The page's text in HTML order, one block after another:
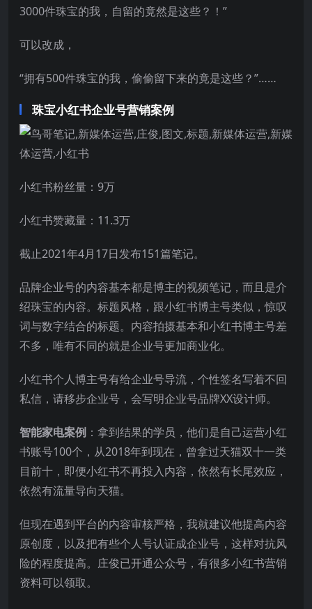
3000件珠宝的我，自留的竟然是这些？！”
可以改成，
“拥有500件珠宝的我，偷偷留下来的竟是这些？”……
珠宝小红书企业号营销案例
小红书粉丝量：9万
小红书赞藏量：11.3万
截止2021年4月17日发布151篇笔记。
品牌企业号的内容基本都是博主的视频笔记，而且是介
绍珠宝的内容。标题风格，跟小红书博主号类似，惊叹
词与数字结合的标题。内容拍摄基本和小红书博主号差
不多，唯有不同的就是企业号更加商业化。
小红书个人博主号有给企业号导流，个性签名写着不回
私信，请移步企业号，会写明企业号品牌XX设计师。
智能家电案例 ：拿到结果的学员，他们是自己运营小红
书账号100个，从2018年到现在，曾拿过天猫双十一类
目前十，即便小红书不再投入内容，依然有长尾效应，
依然有流量导向天猫。
但现在遇到平台的内容审核严格，我就建议他提高内容
原创度，以及把有些个人号认证成企业号，这样对抗风
险的程度提高。庄俊已开通公众号，有很多小红书营销
资料可以领取。